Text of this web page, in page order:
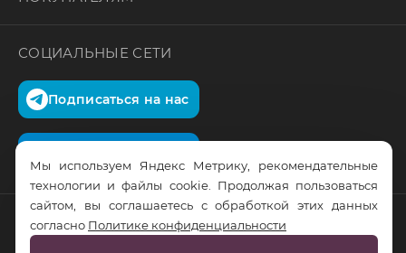
СОЦИАЛЬНЫЕ СЕТИ
Подписаться на нас
© RusTrus. 2011-2026. Все права защищены
Мы используем Яндекс Метрику, рекомендательные
технологии и файлы cookie. Продолжая пользоваться
сайтом, вы соглашаетесь с обработкой этих данных
согласно Политике конфиденциальности